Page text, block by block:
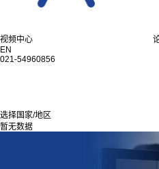
视频中心
EN
021-54960856
选择国家/地区
暂无数据